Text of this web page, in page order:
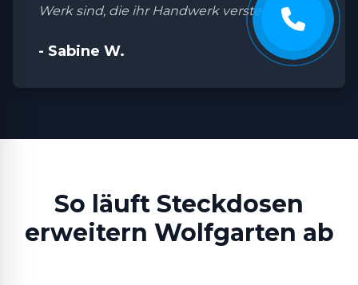
Werk sind, die ihr Handwerk verstehen."
- Sabine W.
So läuft Steckdosen
erweitern Wolfgarten ab